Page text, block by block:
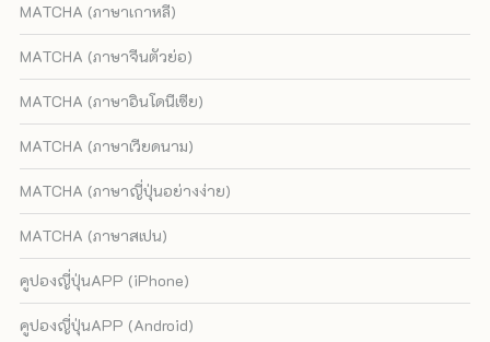
MATCHA (ภาษาเกาหลี)
MATCHA (ภาษาจีนตัวย่อ)
MATCHA (ภาษาอินโดนีเซีย)
MATCHA (ภาษาเวียดนาม)
MATCHA (ภาษาญี่ปุ่นอย่างง่าย)
MATCHA (ภาษาสเปน)
คูปองญี่ปุ่นAPP (iPhone)
คูปองญี่ปุ่นAPP (Android)